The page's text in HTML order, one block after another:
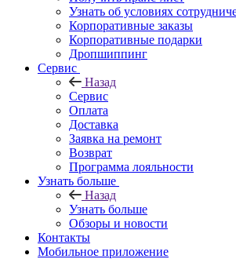
Узнать об условиях
Корпоративные заказы
Корпоративные подарки
Дропшиппинг
Сервис
Назад
Сервис
Оплата
Доставка
Заявка на ремонт
Возврат
Программа лояльности
Узнать больше
Назад
Узнать больше
Обзоры и новости
Контакты
Мобильное приложение